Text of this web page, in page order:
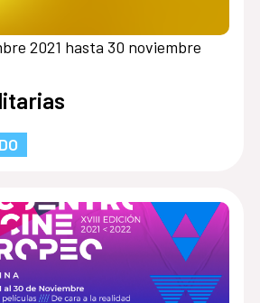
2021 hasta 30 noviembre